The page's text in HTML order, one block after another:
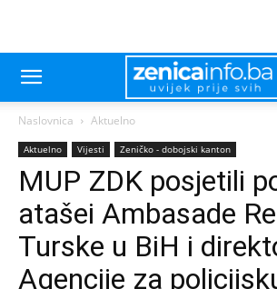
Naslovnica Aktuelno
Aktuelno Vijesti Zeničko - dobojski kanton
MUP ZDK posjetili
atašei Ambasade
Turske u BiH i
Agencije za